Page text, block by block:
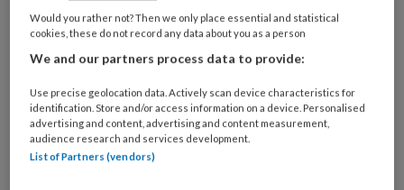
vader meeloopt met de intaker en vraagt of
Mees mee komt zegt hij stellig: “Nee!”. Vader is
verlegen met de situatie. Mees verstopt zich
achter een plantenbak. Het lukt de
aanwezigen niet Mees naar de intakekamer te
lokken.
Would you rather not? Then we only place essential and statistical
cookies, these do not record any data about you as a person
We and our partners process data to provide:
Use precise geolocation data. Actively scan device characteristics for
identification. Store and/or access information on a device. Personalised
advertising and content, advertising and content measurement,
audience research and services development.
List of Partners (vendors)